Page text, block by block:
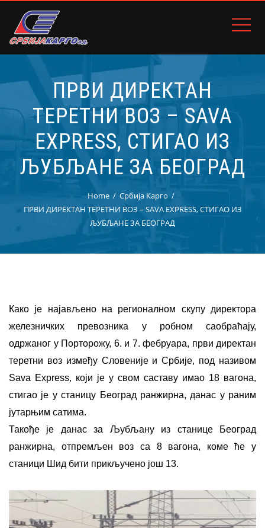
ПРВИ ДИРЕКТАН
ТЕРЕТНИ ВОЗ – SAVA
EXPRESS, СТИГАО ИЗ
ЉУБЉАНЕ ЗА БЕОГРАД
Home
Србија Карго
ПРВИ ДИРЕКТАН ТЕРЕТНИ ВОЗ – SAVA EXPRESS, СТИГАО ИЗ
ЉУБЉАНЕ ЗА БЕОГРАД
Како је најављено на регионалном скупу директора
железничких превозника у робном саобраћају,
одржаног у Порторожу, 6. и 7. фебруара, први директан
теретни воз између Словеније и Србије, под називом
Sava Express, који је у свом саставу имао 18 вагона,
стигао је у станицу Београд ранжирна, данас у раним
јутарњим сатима.
Такође је данас за Љубљану из станице Београд
ранжирна, отпремљен воз са 8 вагона, коме ће у
станици Шид бити прикључено још 13.